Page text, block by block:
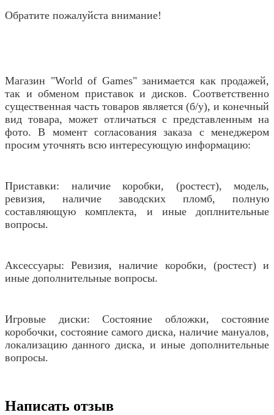
Обратите пожалуйста внимание!
Магазин "World of Games" занимается как продажей,
так и обменом приставок и дисков. Соответственно
существенная часть товаров является (б/у), и конечный
вид товара, может отличаться с представленным на
фото. В момент согласования заказа с менеджером
просим уточнять всю интересующую информацию:
Приставки: наличие коробки, (ростест), модель,
ревизия, наличие заводских пломб, полную
составляющую комплекта, и иные доплнительные
вопросы.
Аксессуары: Ревизия, наличие коробки, (ростест) и
иные дополнительные вопросы.
Игровые диски: Состояние обложки, состояние
коробочки, состояние самого диска, наличие мануалов,
локализацию данного диска, и иные дополнительные
вопросы.
Написать отзыв